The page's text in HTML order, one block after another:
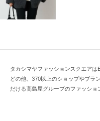
タカシマヤファッションスクエア
どの他、370以上のショップやブラ
だける高島屋グループのファッショ